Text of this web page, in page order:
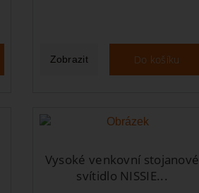
Zobrazit Do košíku
Vysoké venkovní stojanové
svítidlo NISSIE...